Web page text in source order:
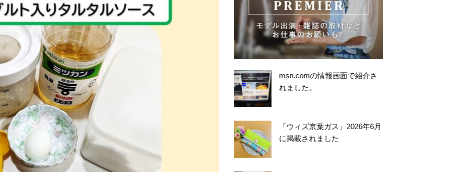
msn.comの情報画面で紹介さ
れました。
「ウィズ京葉ガス」2026年6月
に掲載されました